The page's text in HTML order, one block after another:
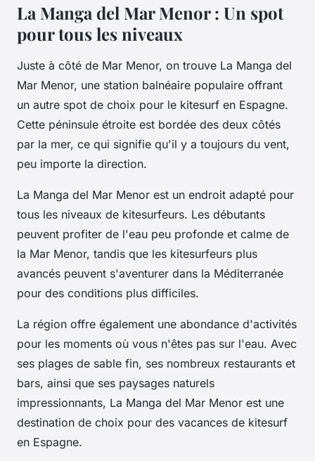
La Manga del Mar Menor : Un spot
pour tous les niveaux
Juste à côté de Mar Menor, on trouve La Manga del
Mar Menor, une station balnéaire populaire offrant
un autre spot de choix pour le kitesurf en Espagne.
Cette péninsule étroite est bordée des deux côtés
par la mer, ce qui signifie qu'il y a toujours du vent,
peu importe la direction.
La Manga del Mar Menor est un endroit adapté pour
tous les niveaux de kitesurfeurs. Les débutants
peuvent profiter de l'eau peu profonde et calme de
la Mar Menor, tandis que les kitesurfeurs plus
avancés peuvent s'aventurer dans la Méditerranée
pour des conditions plus difficiles.
La région offre également une abondance d'activités
pour les moments où vous n'êtes pas sur l'eau. Avec
ses plages de sable fin, ses nombreux restaurants et
bars, ainsi que ses paysages naturels
impressionnants, La Manga del Mar Menor est une
destination de choix pour des vacances de kitesurf
en Espagne.